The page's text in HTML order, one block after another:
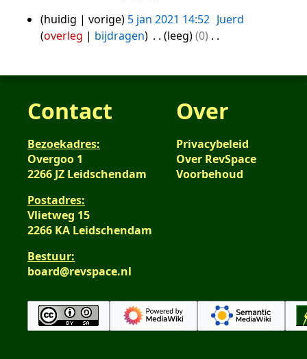
5
jan
huidig vorige 5 jan 2021 14:52 Juerd
overleg
bijdragen leeg
0
n
b
w
e
r
k
i
n
s
a
m
e
Contact
Bezoekadres:
Overgoo 1
2266 JZ Leidschendam
Postadres:
Vlietweg 15
2266 KA Leidschendam
Bestuur:
board@revspace.nl
Over
Privacybeleid
Over RevSpace
Voorbehoud